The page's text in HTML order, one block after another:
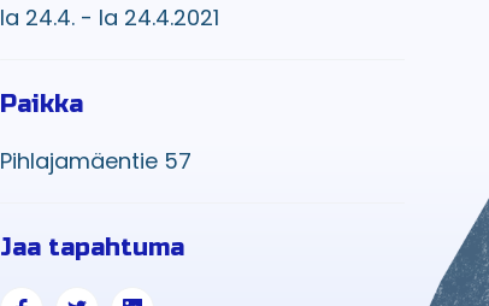
la 24.4. - la 24.4.2021
Paikka
Pihlajamäentie 57
Jaa tapahtuma